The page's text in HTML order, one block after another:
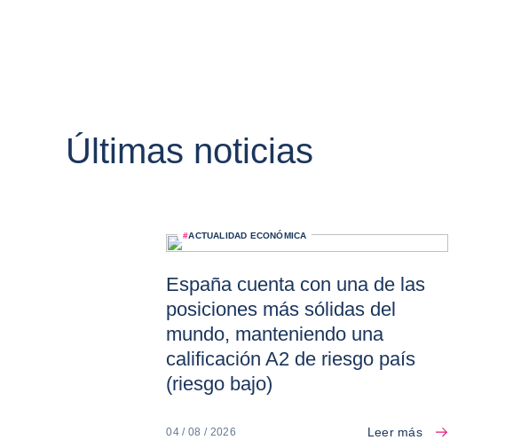
Últimas noticias
#ACTUALIDAD ECONÓMICA
España cuenta con una de las
posiciones más sólidas del
mundo, manteniendo una
calificación A2 de riesgo país
(riesgo bajo)
04 / 08 / 2026 Leer más